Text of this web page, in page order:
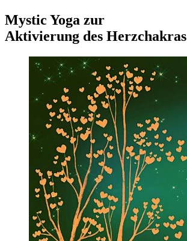
Mystic Yoga zur
Aktivierung des Herzchakras